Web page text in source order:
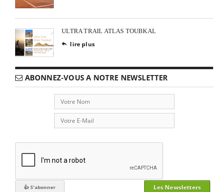
ULTRA TRAIL ATLAS TOUBKAL
 lire plus
ABONNEZ-VOUS A NOTRE NEWSLETTER
Les Newsletters